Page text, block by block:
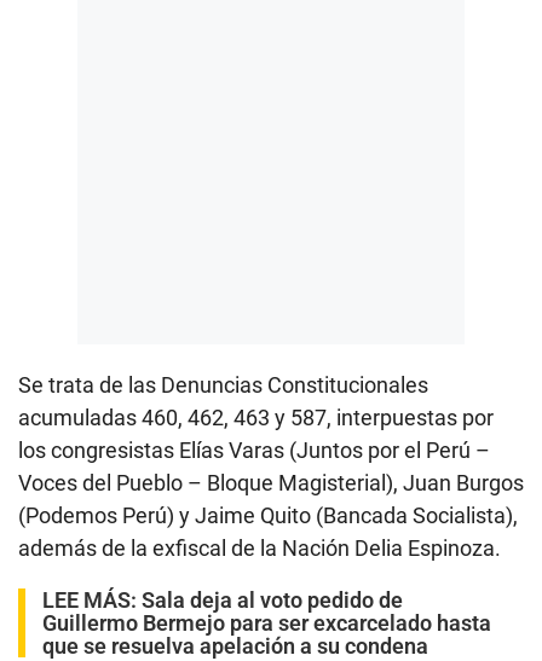
Se trata de las Denuncias Constitucionales
acumuladas 460, 462, 463 y 587, interpuestas por
los congresistas Elías Varas (Juntos por el Perú –
Voces del Pueblo – Bloque Magisterial), Juan Burgos
(Podemos Perú) y Jaime Quito (Bancada Socialista),
además de la exfiscal de la Nación Delia Espinoza.
LEE MÁS: Sala deja al voto pedido de
Guillermo Bermejo para ser excarcelado hasta
que se resuelva apelación a su condena